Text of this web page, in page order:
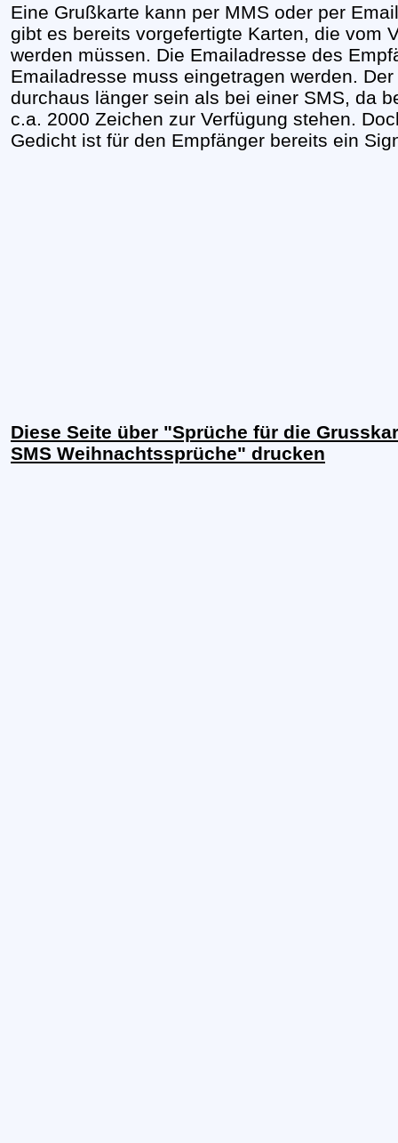
Eine Grußkarte kann per MMS oder per
gibt es bereits vorgefertigte Karten, die vom
werden müssen. Die Emailadresse des
Emailadresse muss eingetragen werden.
durchaus länger sein als bei einer SMS, da
c.a. 2000 Zeichen zur Verfügung stehen.
Gedicht ist für den Empfänger bereits ein
Diese Seite über "Sprüche für die
SMS Weihnachtssprüche" drucken